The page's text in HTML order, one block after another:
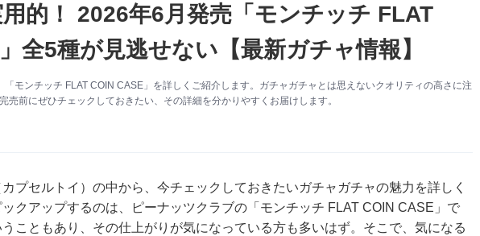
的！ 2026年6月発売「モンチッチ FLAT
全5種が見逃せない【最新ガチャ情報】
モンチッチ FLAT COIN CASE」を詳しくご紹介します。ガチャガチャとは思えないクオリティの高さに注
売前にぜひチェックしておきたい、その詳細を分かりやすくお届けします。
プセルトイ）の中から、今チェックしておきたいガチャガチャの魅力を詳しく
クアップするのは、ピーナッツクラブの「モンチッチ FLAT COIN CASE」で
こともあり、その仕上がりが気になっている方も多いはず。そこで、気になる